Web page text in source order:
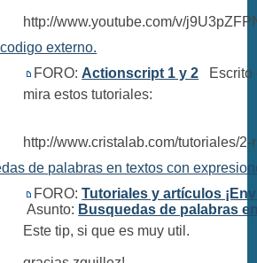
http://www.youtube.com/v/
externo.
FORO: Actionscript 1 y 2 Escrito
mira estos tutoriales:
http://www.cristalab.com/tutoriales/
de palabras en textos con
FORO:Tutoriales y artículos
Asunto: Busquedas de palabras
Este tip, si que es muy util.